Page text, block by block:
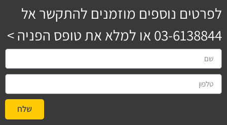
לפרטים נוספים מוזמנים להתקשר אל
03-6138844 או למלא את טופס הפניה >
שלח